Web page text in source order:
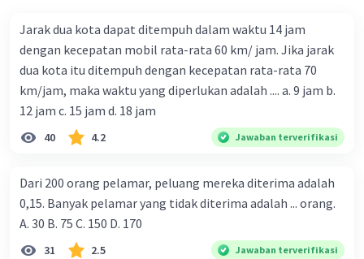
Jarak dua kota dapat ditempuh dalam waktu 14 jam
dengan kecepatan mobil rata-rata 60 km/ jam. Jika jarak
dua kota itu ditempuh dengan kecepatan rata-rata 70
km/jam, maka waktu yang diperlukan adalah .... a. 9 jam b.
12 jam c. 15 jam d. 18 jam
40 4.2 Jawaban terverifikasi
Dari 200 orang pelamar, peluang mereka diterima adalah
0,15. Banyak pelamar yang tidak diterima adalah ... orang.
A. 30 B. 75 C. 150 D. 170
31 2.5 Jawaban terverifikasi